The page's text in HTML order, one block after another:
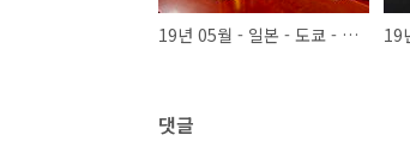
19년 05월 - 일본 - 도쿄 - 카와치야 ( 川千家 )
댓글